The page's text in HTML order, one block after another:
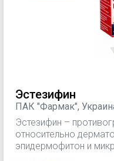
Эстезифин
ПАК "Фармак",
Эстезифин –
относительно
эпидермофитон и